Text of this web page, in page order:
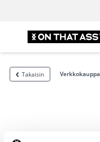
Takaisin Verkkokauppa